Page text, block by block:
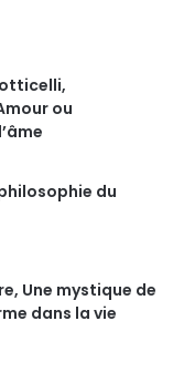
ou
du
Une mystique de
dans la vie